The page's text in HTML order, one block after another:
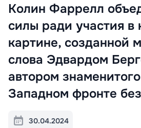
Колин Фаррелл
силы ради участия в
картине, созданной
слова Эдвардом
автором
Западном фронте
30.04.2024